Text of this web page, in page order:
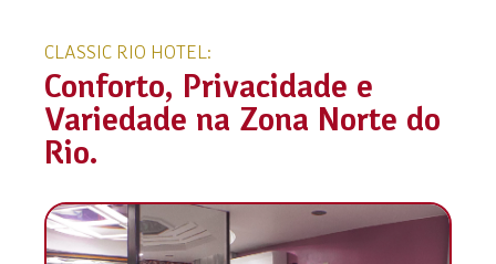
CLASSIC RIO HOTEL:
Conforto, Privacidade e
Variedade na Zona Norte do
Rio.